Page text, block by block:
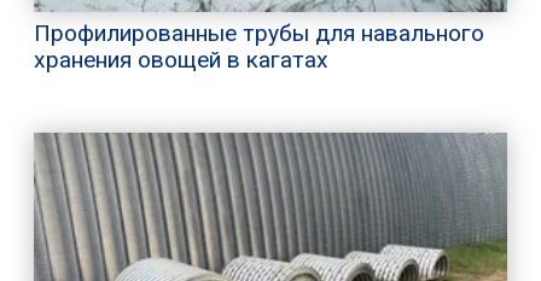
Профилированные трубы для навального
хранения овощей в кагатах